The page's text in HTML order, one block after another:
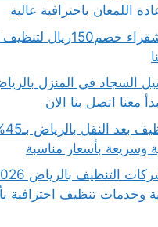
اللمعان باحترافية عالية
شركة تنظيف بشقراء
السجاد في المنزل
معنا اتصل بنا الان
وسريعة بأسعار مناسبة
تنظيف احترافية